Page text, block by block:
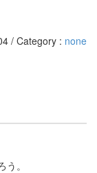
/ Category : none
。